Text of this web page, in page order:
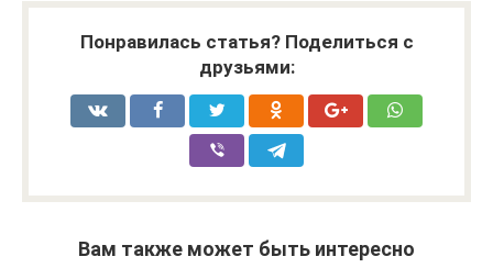
Понравилась статья? Поделиться с
друзьями:
Вам также может быть интересно